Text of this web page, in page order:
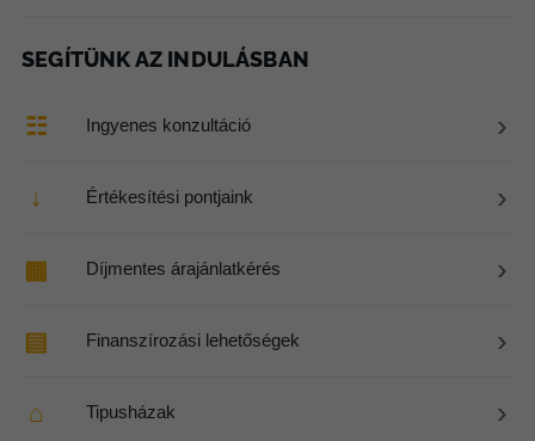
SEGÍTÜNK AZ INDULÁSBAN
☷ Ingyenes konzultáció ›
↓ Értékesítési pontjaink ›
▦ Díjmentes árajánlatkérés ›
▤ Finanszírozási lehetőségek ›
⌂ Tipusházak ›